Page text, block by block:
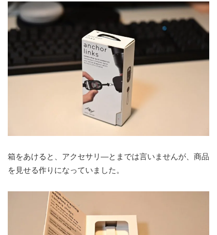
箱をあけると、アクセサリ―とまでは言いませんが、商品
を見せる作りになっていました。